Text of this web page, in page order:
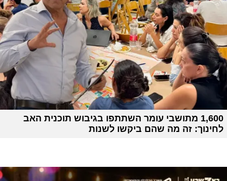
1,600 מתושבי עומר השתתפו בגיבוש תוכנית האב
לחינוך: זה מה שהם ביקשו לשנות